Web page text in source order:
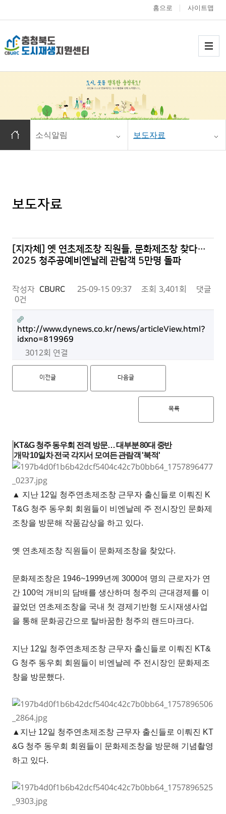
충청북도 도시재
홈으로 사이트맵
홈으로 이동
소식알림 보도자료
보도자료
[지자체] 옛 연초제조창 직원들, 문화제조창 찾다…
2025 청주공예비엔날레 관람객 5만명 돌파
작성자 CBURC 25-09-15 09:37 조회 3,401회
댓글
0건
http://www.dynews.co.kr/news/articleView.html?
idxno=819969
3012회 연결
이전글 다음글
목록
KT&G 청주 동우회 전격 방문… 대부분 80대 중반
개막 10일차 전국 각지서 모여든 관람객 '북적'
▲ 지난 12일 청주연초제조창 근무자 출신들로 이뤄진 K
T&G 청주 동우회 회원들이 비엔날레 주 전시장인 문화제
조창을 방문해 작품감상을 하고 있다.
옛 연초제조창 직원들이 문화제조창을 찾았다.
문화제조창은 1946~1999년께 3000여 명의 근로자가 연
간 100억 개비의 담배를 생산하며 청주의 근대경제를 이
끌었던 연초제조창을 국내 첫 경제기반형 도시재생사업
을 통해 문화공간으로 탈바꿈한 청주의 랜드마크다.
지난 12일 청주연초제조창 근무자 출신들로 이뤄진 KT&
G 청주 동우회 회원들이 비엔날레 주 전시장인 문화제조
창을 방문했다.
▲지난 12일 청주연초제조창 근무자 출신들로 이뤄진 KT
&G 청주 동우회 회원들이 문화제조창을 방문해 기념촬영
하고 있다.